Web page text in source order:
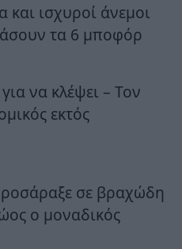
ισχυροί άνεμοι
τα 6 μποφόρ
να κλέψει – Τον
εκτός
σε βραχώδη
ο μοναδικός